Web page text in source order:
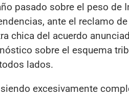
pasado sobre el peso de
ante el reclamo
chica del acuerdo
sobre el esquema
lados.
excesivamente